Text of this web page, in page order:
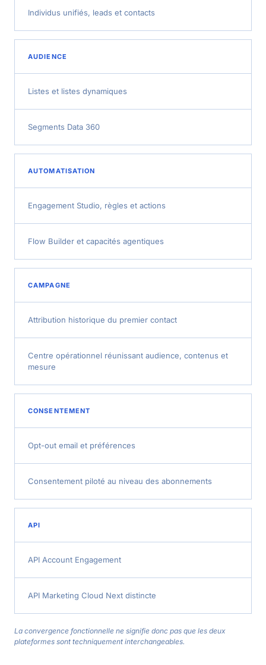
Individus unifiés, leads et contacts
AUDIENCE
Listes et listes dynamiques
Segments Data 360
AUTOMATISATION
Engagement Studio, règles et actions
Flow Builder et capacités agentiques
CAMPAGNE
Attribution historique du premier contact
Centre opérationnel réunissant audience, contenus et
mesure
CONSENTEMENT
Opt-out email et préférences
Consentement piloté au niveau des abonnements
API
API Account Engagement
API Marketing Cloud Next distincte
La convergence fonctionnelle ne signifie donc pas que les deux
plateformes sont techniquement interchangeables.